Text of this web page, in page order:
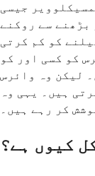
جیسی
بڑھنے سے روکنے
کو کم کرتی
کو کسی اور کو
لیکن وہ وائرس
ہیں۔ یہی وہ
کر رہے ہیں۔
کیوں ہے؟